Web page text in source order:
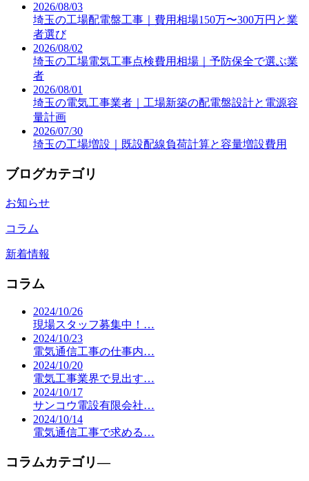
2026/08/03
埼玉の工場配電盤工事｜費用相場150万〜300万円と業
者選び
2026/08/02
埼玉の工場電気工事点検費用相場｜予防保全で選ぶ業
者
2026/08/01
埼玉の電気工事業者｜工場新築の配電盤設計と電源容
量計画
2026/07/30
埼玉の工場増設｜既設配線負荷計算と容量増設費用
ブログカテゴリ
お知らせ
コラム
新着情報
コラム
2024/10/26
現場スタッフ募集中！…
2024/10/23
電気通信工事の仕事内…
2024/10/20
電気工事業界で見出す…
2024/10/17
サンコウ電設有限会社…
2024/10/14
電気通信工事で求める…
コラムカテゴリ―